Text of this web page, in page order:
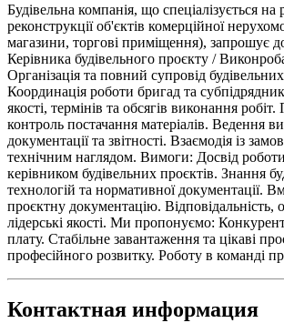
Будівельна компанія, що спеціалізується на
реконструкції об'єктів комерційної
магазини, торгові приміщення), запрошує
Керівника будівельного проєкту /
Організація та повний супровід
Координація роботи бригад та
якості, термінів та обсягів виконання
контроль постачання матеріалів. Ведення
документації та звітності. Взаємодія із
технічним наглядом. Вимоги: Досвід
керівником будівельних проєктів. Знання
технологій та нормативної документації.
проєктну документацію. Відповідальність,
лідерські якості. Ми пропонуємо:
плату. Стабільне завантаження та цікаві
професійного розвитку. Роботу в команді
Контактная информация